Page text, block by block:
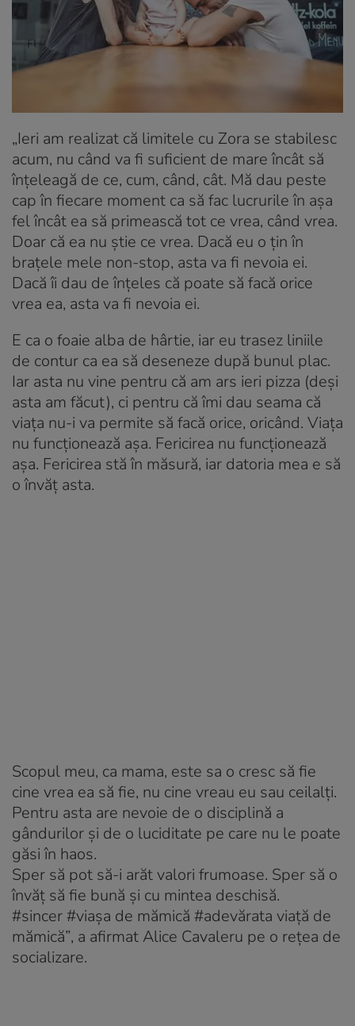
„Ieri am realizat că limitele cu Zora se stabilesc
acum, nu când va fi suficient de mare încât să
înțeleagă de ce, cum, când, cât. Mă dau peste
cap în fiecare moment ca să fac lucrurile în așa
fel încât ea să primească tot ce vrea, când vrea.
Doar că ea nu știe ce vrea. Dacă eu o țin în
brațele mele non-stop, asta va fi nevoia ei.
Dacă îi dau de înțeles că poate să facă orice
vrea ea, asta va fi nevoia ei.
E ca o foaie alba de hârtie, iar eu trasez liniile
de contur ca ea să deseneze după bunul plac.
Iar asta nu vine pentru că am ars ieri pizza (deși
asta am făcut), ci pentru că îmi dau seama că
viața nu-i va permite să facă orice, oricând. Viața
nu funcționează așa. Fericirea nu funcționează
așa. Fericirea stă în măsură, iar datoria mea e să
o învăț asta.
Scopul meu, ca mama, este sa o cresc să fie
cine vrea ea să fie, nu cine vreau eu sau ceilalți.
Pentru asta are nevoie de o disciplină a
gândurilor și de o luciditate pe care nu le poate
găsi în haos.
Sper să pot să-i arăt valori frumoase. Sper să o
învăț să fie bună și cu mintea deschisă.
#sincer #viașa de mămică #adevărata viață de
mămică”, a afirmat Alice Cavaleru pe o rețea de
socializare.